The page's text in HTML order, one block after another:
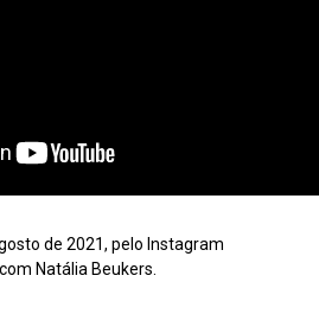
de 2021, pelo Instagram
Natália Beukers.